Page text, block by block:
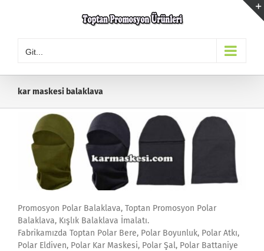
Git...
kar maskesi balaklava
Promosyon Polar Balaklava, Toptan Promosyon Polar
Balaklava, Kışlık Balaklava İmalatı.
Fabrikamızda Toptan Polar Bere, Polar Boyunluk, Polar Atkı,
Polar Eldiven, Polar Kar Maskesi, Polar Şal, Polar Battaniye